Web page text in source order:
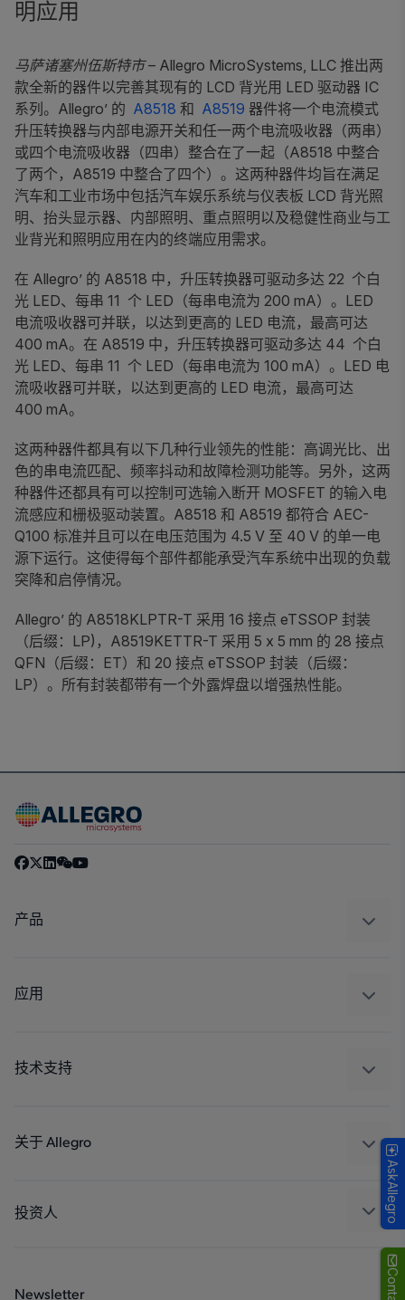
明应用
马萨诸塞州伍斯特市– Allegro MicroSystems, LLC 推出两
款全新的器件以完善其现有的 LCD 背光用 LED 驱动器 IC
系列。Allegro’ 的 A8518 和 A8519 器件将一个电流模式
升压转换器与内部电源开关和任一两个电流吸收器（两串）
或四个电流吸收器（四串）整合在了一起（A8518 中整合
了两个，A8519 中整合了四个）。这两种器件均旨在满足
汽车和工业市场中包括汽车娱乐系统与仪表板 LCD 背光照
明、抬头显示器、内部照明、重点照明以及稳健性商业与工
业背光和照明应用在内的终端应用需求。
在 Allegro’ 的 A8518 中，升压转换器可驱动多达 22 个白
光 LED、每串 11 个 LED（每串电流为 200 mA）。LED
电流吸收器可并联，以达到更高的 LED 电流，最高可达
400 mA。在 A8519 中，升压转换器可驱动多达 44 个白
光 LED、每串 11 个 LED（每串电流为 100 mA）。LED 电
流吸收器可并联，以达到更高的 LED 电流，最高可达
400 mA。
这两种器件都具有以下几种行业领先的性能：高调光比、出
色的串电流匹配、频率抖动和故障检测功能等。另外，这两
种器件还都具有可以控制可选输入断开 MOSFET 的输入电
流感应和栅极驱动装置。A8518 和 A8519 都符合 AEC-
Q100 标准并且可以在电压范围为 4.5 V 至 40 V 的单一电
源下运行。这使得每个部件都能承受汽车系统中出现的负载
突降和启停情况。
Allegro’ 的 A8518KLPTR-T 采用 16 接点 eTSSOP 封装
（后缀：LP)，A8519KETTR-T 采用 5 x 5 mm 的 28 接点
QFN（后缀：ET）和 20 接点 eTSSOP 封装（后缀：
LP）。所有封装都带有一个外露焊盘以增强热性能。
产品
调节
应用
工业
技术支持
封装
关于 Allegro
人才招聘
投资人
Newsletter
AskAllegro